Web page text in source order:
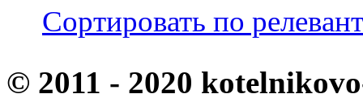
Сортировать по
© 2011 - 2020